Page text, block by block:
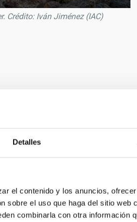
Detalles
el contenido y los anuncios,
sobre el uso que haga del sitio web
combinarla con otra información
Crédito: Iván Jiménez (IAC)